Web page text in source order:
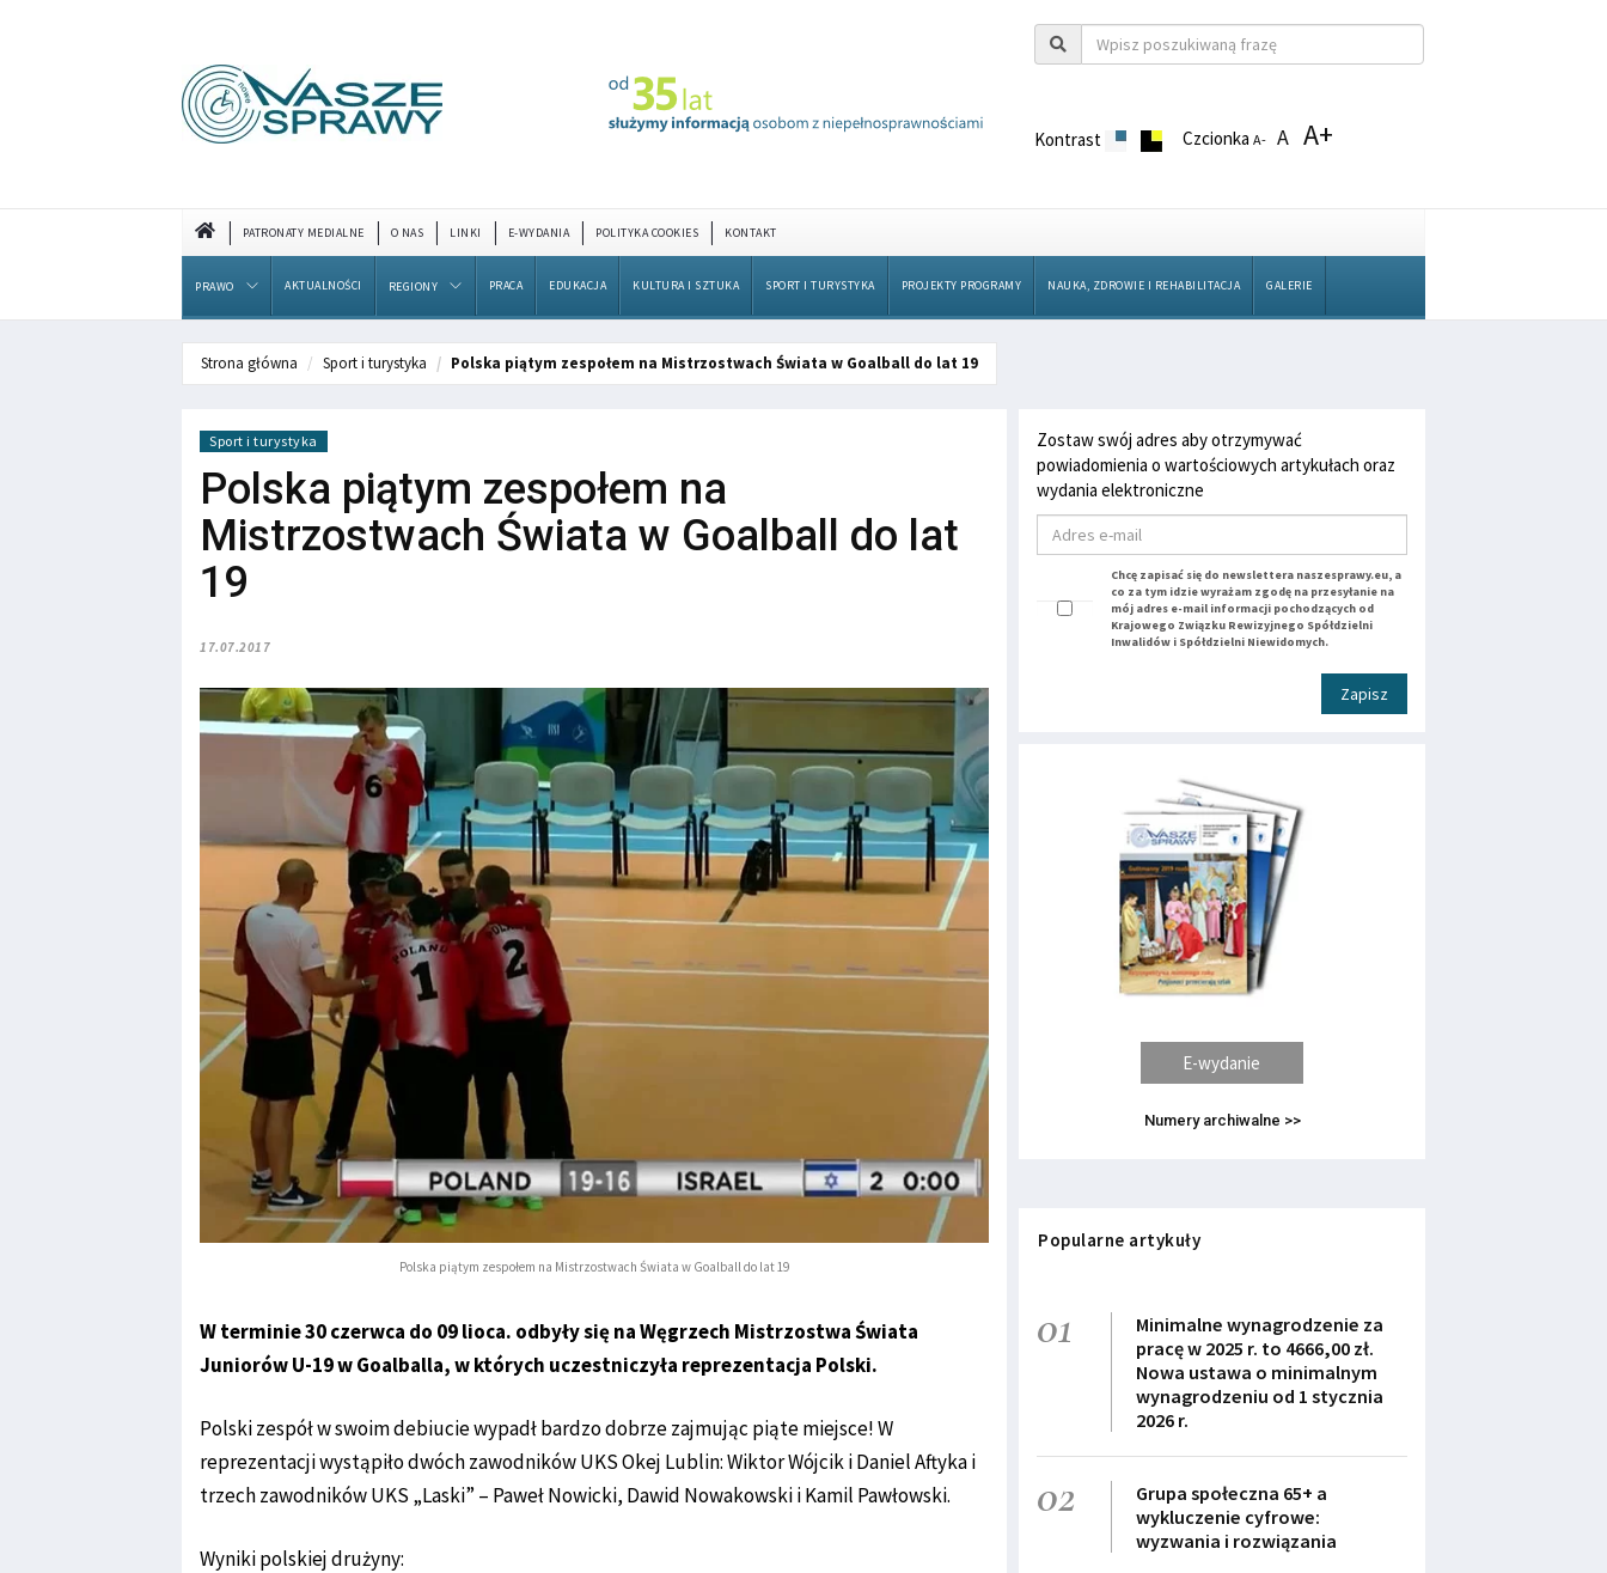
Kontrast CzcionkaA- A A+
PATRONATY MEDIALNE O NAS LINKI E-WYDANIA POLITYKA COOKIES KONTAKT
PRAWO AKTUALNOŚCI REGIONY PRACA EDUKACJA KULTURA I SZTUKA SPORT I TURYSTYKA PROJEKTY PROGRAMY NAUKA, ZDROWIE I REHABILITACJA GALERIE
Strona główna Sport i turystyka Polska piątym zespołem na Mistrzostwach Świata w Goalball do lat 19
Sport i turystyka
Polska piątym zespołem na
Mistrzostwach Świata w Goalball do lat
19
17.07.2017
Polska piątym zespołem na Mistrzostwach Świata w Goalball do lat 19
W terminie 30 czerwca do 09 lioca. odbyły się na Węgrzech Mistrzostwa Świata
Juniorów U-19 w Goalballa, w których uczestniczyła reprezentacja Polski.
Polski zespół w swoim debiucie wypadł bardzo dobrze zajmując piąte miejsce! W
reprezentacji wystąpiło dwóch zawodników UKS Okej Lublin: Wiktor Wójcik i Daniel Aftyka i
trzech zawodników UKS „Laski” – Paweł Nowicki, Dawid Nowakowski i Kamil Pawłowski.
Wyniki polskiej drużyny:
Zostaw swój adres aby otrzymywać
powiadomienia o wartościowych artykułach oraz
wydania elektroniczne
Chcę zapisać się do newslettera naszesprawy.eu, a
co za tym idzie wyrażam zgodę na przesyłanie na
mój adres e-mail informacji pochodzących od
Krajowego Związku Rewizyjnego Spółdzielni
Inwalidów i Spółdzielni Niewidomych.
Zapisz
E-wydanie
Numery archiwalne >>
Popularne artykuły
01
Minimalne wynagrodzenie za
pracę w 2025 r. to 4666,00 zł.
Nowa ustawa o minimalnym
wynagrodzeniu od 1 stycznia
2026 r.
02
Grupa społeczna 65+ a
wykluczenie cyfrowe:
wyzwania i rozwiązania